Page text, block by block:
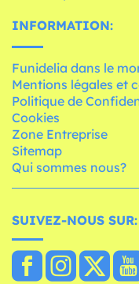
INFORMATION:
Funidelia dans le
Mentions légales et
Politique de
Cookies
Zone Entreprise
Sitemap
Qui sommes nous?
SUIVEZ-NOUS SUR: